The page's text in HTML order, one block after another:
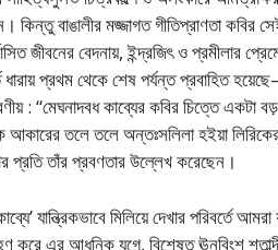
কিন্তু বাঙালীর মজ্জাগত গীতিপ্রাণতা
জীবনের বেদনায়, ইন্দ্রজিৎ ও প্রমীলার
ধারায় প্রথম থেকে শেষ পর্যন্ত প্রবাহিত
: “মেঘনাদবধ কাব্যের কবির চিত্তে একটা বড়
আকারের তলে তলে অন্তঃসলিলা হইয়া
প্রতি তাঁর প্রবণতার উল্লেখ করেছেন।
যান্ত্রিকভাবে মিলিয়ে দেখার পরিবর্তে
করে এর আধুনিক যুগে, বিশেষত ঊনবিংশ